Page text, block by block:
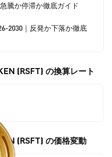
騰か停滞か徹底ガイド
2030｜反発か下落か徹底
(RSFT) の換算レート
(RSFT) の価格変動